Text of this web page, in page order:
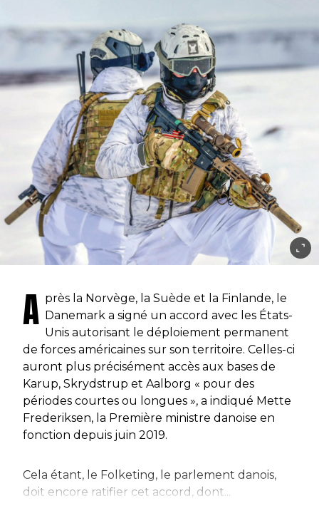
A près la Norvège, la Suède et la Finlande, le
Danemark a signé un accord avec les États-
Unis autorisant le déploiement permanent
de forces américaines sur son territoire. Celles-ci
auront plus précisément accès aux bases de
Karup, Skrydstrup et Aalborg « pour des
périodes courtes ou longues », a indiqué Mette
Frederiksen, la Première ministre danoise en
fonction depuis juin 2019.
Cela étant, le Folketing, le parlement danois,
doit encore ratifier cet accord, dont...